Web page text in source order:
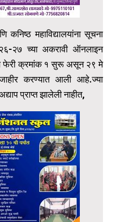
कनिष्ठ महाविद्यालयांना सूचना
२७ च्या अकरावी ऑनलाइन
फेरी क्रमांक १ सुरू असून २९ मे
करण्यात आली आहे.ज्या
प्राप्त झालेली नाहीत,